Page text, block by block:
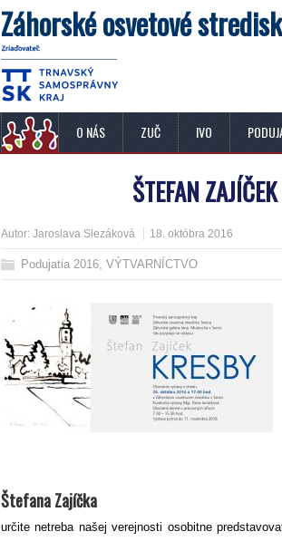
Záhorské osvetové
O NÁS ZUČ IVO
ŠTEFAN
Autor: Jaroslava Slezáková 18. októbra 2016
Podujatia 2016, VÝTVARNÍCTVO
Štefana Zajíčka
určite netreba našej verejnosti osobitne